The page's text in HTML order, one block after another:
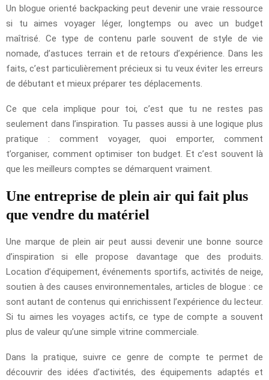
Un blogue orienté backpacking peut devenir une vraie ressource
si tu aimes voyager léger, longtemps ou avec un budget
maîtrisé. Ce type de contenu parle souvent de style de vie
nomade, d’astuces terrain et de retours d’expérience. Dans les
faits, c’est particulièrement précieux si tu veux éviter les erreurs
de débutant et mieux préparer tes déplacements.
Ce que cela implique pour toi, c’est que tu ne restes pas
seulement dans l’inspiration. Tu passes aussi à une logique plus
pratique : comment voyager, quoi emporter, comment
t’organiser, comment optimiser ton budget. Et c’est souvent là
que les meilleurs comptes se démarquent vraiment.
Une entreprise de plein air qui fait plus
que vendre du matériel
Une marque de plein air peut aussi devenir une bonne source
d’inspiration si elle propose davantage que des produits.
Location d’équipement, événements sportifs, activités de neige,
soutien à des causes environnementales, articles de blogue : ce
sont autant de contenus qui enrichissent l’expérience du lecteur.
Si tu aimes les voyages actifs, ce type de compte a souvent
plus de valeur qu’une simple vitrine commerciale.
Dans la pratique, suivre ce genre de compte te permet de
découvrir des idées d’activités, des équipements adaptés et